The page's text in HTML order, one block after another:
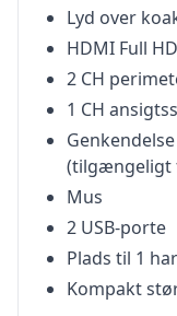
Lyd over
HDMI Full
2 CH
1 CH
(tilgængeligt
Mus
2 USB-porte
Plads til 1
Kompakt